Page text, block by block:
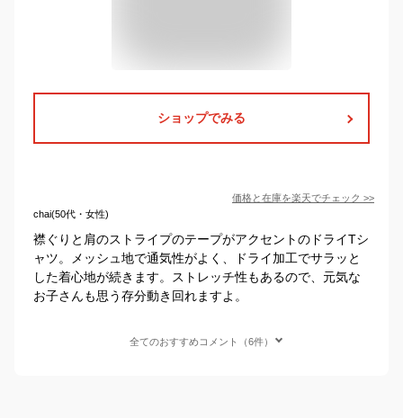
ショップでみる
価格と在庫を楽天でチェック >>
chai(50代・女性)
襟ぐりと肩のストライプのテープがアクセントのドライTシ
ャツ。メッシュ地で通気性がよく、ドライ加工でサラッと
した着心地が続きます。ストレッチ性もあるので、元気な
お子さんも思う存分動き回れますよ。
全てのおすすめコメント（6件）